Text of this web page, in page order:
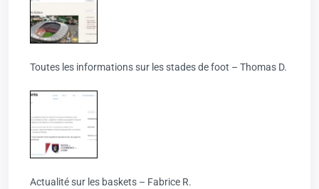
Toutes les informations sur les stades de foot – Thomas D.
Actualité sur les baskets – Fabrice R.